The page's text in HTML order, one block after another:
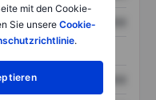
mit den Cookie-
Sie unsereCookie-
.
XXXXXXX